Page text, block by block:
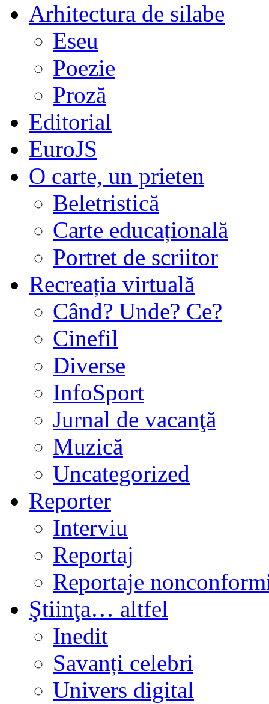
Arhitectura de silabe
Eseu
Poezie
Proză
Editorial
EuroJS
O carte, un prieten
Beletristică
Carte educațională
Portret de scriitor
Recreația virtuală
Când? Unde? Ce?
Cinefil
Diverse
InfoSport
Jurnal de vacanţă
Muzică
Uncategorized
Reporter
Interviu
Reportaj
Reportaje
Ştiinţa… altfel
Inedit
Savanți celebri
Univers digital